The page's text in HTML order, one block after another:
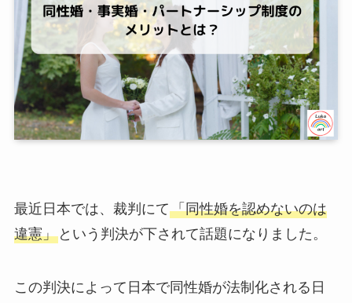
最近日本では、裁判にて「同性婚を認めないのは
違憲」という判決が下されて話題になりました。
この判決によって日本で同性婚が法制化される日